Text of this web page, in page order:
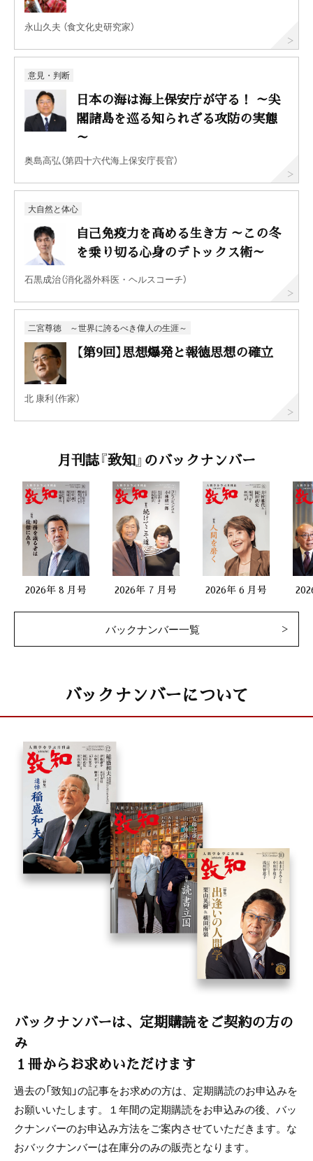
永山久夫 （食文化史研究家）
意見・判断
日本の海は海上保安庁が守る！ ～尖
閣諸島を巡る知られざる攻防の実態
～
奥島高弘（第四十六代海上保安庁長官）
大自然と体心
自己免疫力を高める生き方 ～この冬
を乗り切る心身のデトックス術～
石黒成治（消化器外科医・ヘルスコーチ）
二宮尊徳 ～世界に誇るべき偉人の生涯～
【第9回】思想爆発と報徳思想の確立
北 康利（作家）
月刊誌『致知』のバックナンバー
2026年 8 月号 2026年 7 月号 2026年 6 月号
バックナンバー一覧
バックナンバーについて
バックナンバーは、定期購読をご契約の方の
み
１冊からお求めいただけます
過去の「致知」の記事をお求めの方は、定期購読のお申込みを
お願いいたします。１年間の定期購読をお申込みの後、バッ
クナンバーのお申込み方法をご案内させていただきます。な
おバックナンバーは在庫分のみの販売となります。